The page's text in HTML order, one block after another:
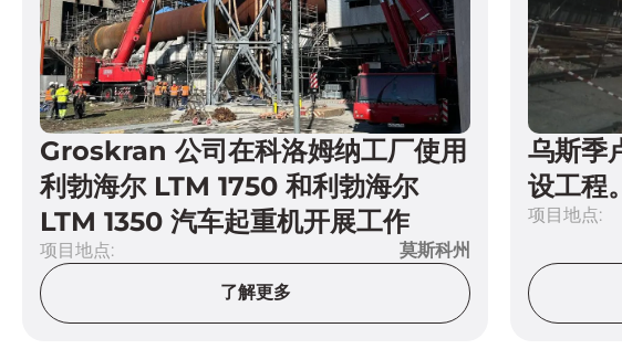
Groskran 公司在科洛姆纳工厂使用
利勃海尔 LTM 1750 和利勃海尔
LTM 1350 汽车起重机开展工作
项目地点:
莫斯科州
了解更多
乌斯季
设工程。
项目地点: